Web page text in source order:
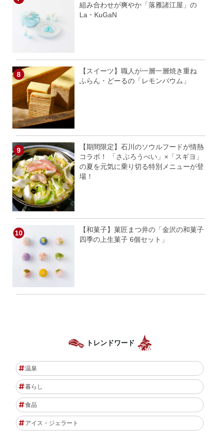
組み合わせが爽やか「落雁諸江屋」の
La・KuGaN
【スイーツ】職人が一層一層焼き重ね
ふらん・どーるの「レモンバウム」
【期間限定】石川のソウルフードが情熱
コラボ！ 「さぶろうべい」×「スギヨ」
の夏を元気に乗り切る特別メニューが登
場！
【和菓子】菓匠まつ井の「金沢の和菓子
四季の上生菓子 6個セット」
トレンドワード
温泉
暮らし
食品
アイス・ジェラート